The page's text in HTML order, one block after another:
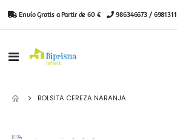
Envío Gratis a Partir de 60 € | 986346673 /
Toggle
BOLSITA CEREZA NARANJA